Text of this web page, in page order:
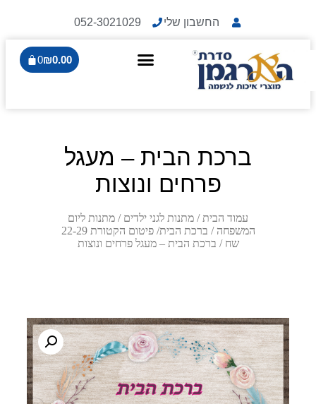
החשבון שלי 052-3021029
₪0.00
0
ברכת הבית – מעגל
פרחים ונוצות
עמוד הבית / מתנות לגני ילדים / מתנות ליום
המשפחה /
ברכת הבית/ פיטום הקטורת 22-29
שח / ברכת הבית – מעגל פרחים ונוצות